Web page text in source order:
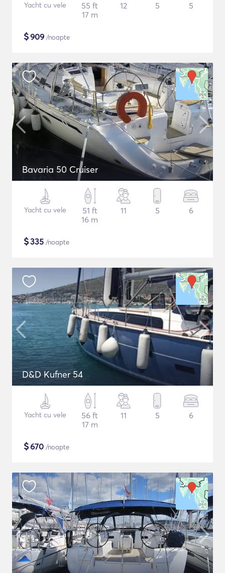
Yacht cu vele
55 ft
17 m
12 5 5
$909 /noapte
Bavaria 50 Cruiser
Yacht cu vele
51 ft
16 m
11 5 6
$335 /noapte
D&D Kufner 54
Yacht cu vele
56 ft
17 m
11 5 6
$670 /noapte